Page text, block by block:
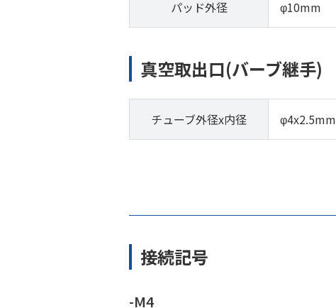
パッド外径 φ10mm
真空取出口(バーブ継手)
チューブ外径x内径 φ4x2.5mm
接続記号
-M4